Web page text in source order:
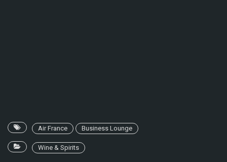
Air France Business Lounge
Wine & Spirits